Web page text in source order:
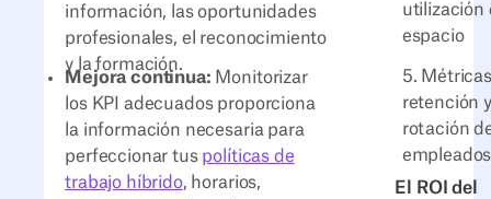
utilización
espacio
5.
retención y
rotación
empleados
El ROI del
información, las oportunidades
profesionales, el reconocimiento
y la formación.
Mejora continua: Monitorizar
los KPI adecuados proporciona
la información necesaria para
perfeccionar tus políticas de
trabajo híbrido, horarios,